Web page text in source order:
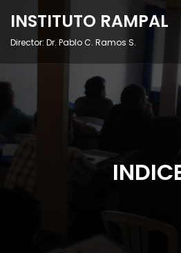
INSTITUTO RAMPAL
Director: Dr. Pablo C. Ramos S.